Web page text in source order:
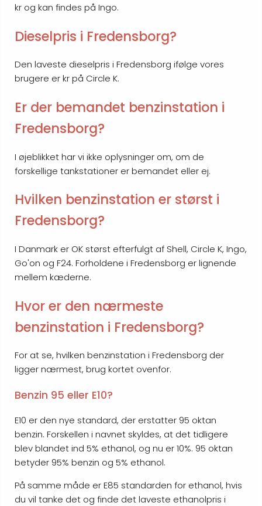
kr og kan findes på Ingo.
Dieselpris i Fredensborg?
Den laveste dieselpris i Fredensborg ifølge vores
brugere er kr på Circle K.
Er der bemandet benzinstation i
Fredensborg?
I øjeblikket har vi ikke oplysninger om, om de
forskellige tankstationer er bemandet eller ej.
Hvilken benzinstation er størst i
Fredensborg?
I Danmark er OK størst efterfulgt af Shell, Circle K, Ingo,
Go'on og F24. Forholdene i Fredensborg er lignende
mellem kæderne.
Hvor er den nærmeste
benzinstation i Fredensborg?
For at se, hvilken benzinstation i Fredensborg der
ligger nærmest, brug kortet ovenfor.
Benzin 95 eller E10?
E10 er den nye standard, der erstatter 95 oktan
benzin. Forskellen i navnet skyldes, at det tidligere
blev blandet ind 5% ethanol, og nu er 10%. 95 oktan
betyder 95% benzin og 5% ethanol.
På samme måde er E85 standarden for ethanol, hvis
du vil tanke det og finde det laveste ethanolpris i